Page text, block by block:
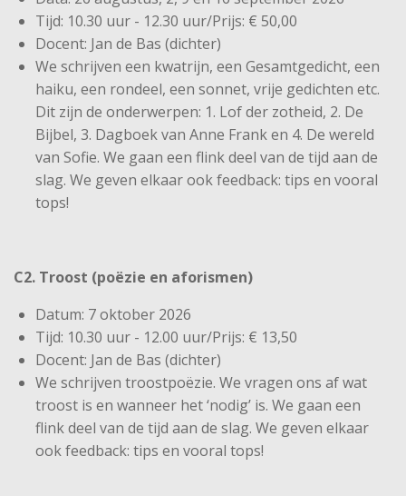
Tijd: 10.30 uur - 12.30 uur/Prijs: € 50,00
Docent: Jan de Bas (dichter)
We schrijven een kwatrijn, een Gesamtgedicht, een
haiku, een rondeel, een sonnet, vrije gedichten etc.
Dit zijn de onderwerpen: 1. Lof der zotheid, 2. De
Bijbel, 3. Dagboek van Anne Frank en 4. De wereld
van Sofie. We gaan een flink deel van de tijd aan de
slag. We geven elkaar ook feedback: tips en vooral
tops!
C2. Troost (poëzie en aforismen)
Datum: 7 oktober 2026
Tijd: 10.30 uur - 12.00 uur/Prijs: € 13,50
Docent: Jan de Bas (dichter)
We schrijven troostpoëzie. We vragen ons af wat
troost is en wanneer het ‘nodig’ is. We gaan een
flink deel van de tijd aan de slag. We geven elkaar
ook feedback: tips en vooral tops!